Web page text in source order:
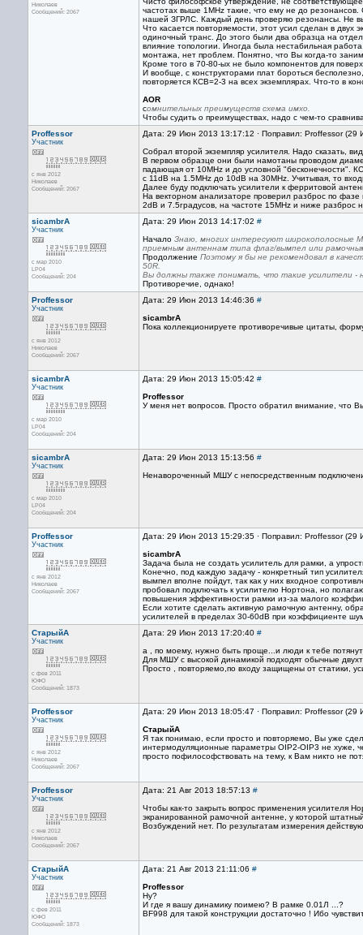
Николаев
Сообщений: 2067
частотах выше 1MHz такие, что ему не до
нашей ЗГРЛС. Каждый день проверяю резонансы. Не
Что касается повторяемости, этот усил сделан в
одиночный транс. До этого были два образца на
влияние топологии. Иногда была нестабильная
монтажа, нет проблем. Понятно, что Вы когда-то
Кроме того в 70-80-ых не было компонентов для
И вообще, с конструкторами плат бороться
повторяется КСВ=2-3 на всех экземплярах. Что-то в
AOR
сомнительных преимуществ схема имхо.
Чтобы судить о преимуществах, надо с чем-то
Proffessor
Участник
с янв 2012
Николаев
Сообщений: 2067
Дата: 29 Июн 2013 13:17:12 · Поправил: Proffessor
Собрал второй экземпляр усилителя. Надо сказать,
В первом образце они были намотаны проводом
падающая от 10MHz и до условной "бесконечности".
с 11dB на 1.5MHz до 10dB на 30MHz. Учитывая, то
Далее буду подключать усилители к ферритовой
На векторном анализаторе проверил разброс по
2dB и 7.5градусов, на частоте 15MHz и ниже разброс
sicambrA
Участник
с мар 2010
LP04
Сообщений: 204
Дата: 29 Июн 2013 14:17:02 #
Начало Знаю, многих интересуют широкополосные
приемным антеннам типа флаг/вымпел или
Продолжение Поэтому я бы не рекомендовал в
50R.
Вы должны также понимать, что такие усилители -
Противоречие, однако!
Proffessor
Участник
с янв 2012
Николаев
Сообщений: 2067
Дата: 29 Июн 2013 14:46:36 #
sicambrA
Пока коллекционируете противоречивые цитаты,
sicambrA
Участник
с мар 2010
LP04
Сообщений: 204
Дата: 29 Июн 2013 15:05:42 #
Proffessor
У меня нет вопросов. Просто обратил внимание, что
sicambrA
Участник
с мар 2010
LP04
Сообщений: 204
Дата: 29 Июн 2013 15:13:56 #
Ненавороченный МШУ с непосредственным
Proffessor
Участник
с янв 2012
Николаев
Сообщений: 2067
Дата: 29 Июн 2013 15:29:35 · Поправил: Proffessor
sicambrA
Задача была не создать усилитель для рамки, а
Конечно, под каждую задачу - конкретный тип
вымпел вполне пойдут, так как у них входное
пробовал подключать к усилителю Нортона, но
повышения эффективности рамки из-за малого
Если хотите сделать активную рамочную антенну,
усилителей в пределах 30-60dB при коэффициенте
СтарыйА
Участник
с фев 2011
ЮФО
Сообщений: 1873
Дата: 29 Июн 2013 17:20:40 #
а , по моему, нужно быть проще...и люди к тебе
Для МШУ с высокой динамикой подходят обычные
Просто , повторяемо,по входу защищены от статики,
Proffessor
Участник
с янв 2012
Николаев
Сообщений: 2067
Дата: 29 Июн 2013 18:05:47 · Поправил: Proffessor
СтарыйА
Я так понимаю, если просто и повторяемо, Вы уже
интермодуляционные параметры OIP2-OIP3 не хуже,
просто пофилософствовать на тему, к Вам никто не
Proffessor
Участник
с янв 2012
Николаев
Сообщений: 2067
Дата: 21 Авг 2013 18:57:13 #
Чтобы как-то закрыть вопрос применения усилителя
экранированной рамочной антенне, у которой
Возбуждений нет. По результатам измерения
СтарыйА
Участник
с фев 2011
ЮФО
Сообщений: 1873
Дата: 21 Авг 2013 21:11:06 #
Proffessor
Ну?
И где я вашу динамику поимею? В рамке 0.01Л ...?
BF998 для такой конструкции достаточно ! Ибо